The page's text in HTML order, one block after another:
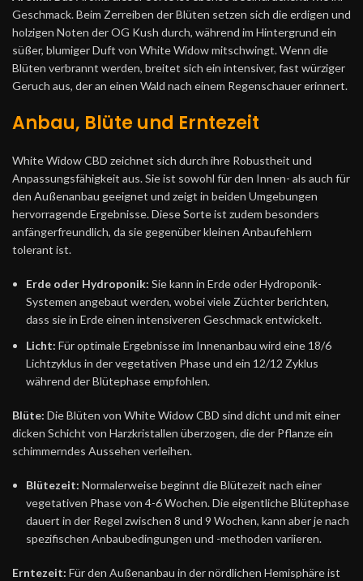
Geschmack. Beim Zerreiben der Blüten setzen sich die erdigen und
holzigen Noten der OG Kush durch, während im Hintergrund ein
süßer, blumiger Duft von White Widow mitschwingt. Wenn die
Blüten verbrannt werden, breitet sich ein intensiver, fast würziger
Geruch aus, der an einen Wald nach einem Regenschauer erinnert.
Anbau, Blüte und Erntezeit
White Widow CBD zeichnet sich durch ihre Robustheit und
Anpassungsfähigkeit aus. Sie ist sowohl für den Innen- als auch für
den Außenanbau geeignet und zeigt in beiden Umgebungen
hervorragende Ergebnisse. Diese Sorte ist zudem besonders
anfängerfreundlich, da sie gegenüber kleinen Anbaufehlern
tolerant ist.
Erde oder Hydroponik: Sie kann in Erde oder Hydroponik-
Systemen angebaut werden, wobei viele Züchter berichten,
dass sie in Erde einen intensiveren Geschmack entwickelt.
Licht: Für optimale Ergebnisse im Innenanbau wird eine 18/6
Lichtzyklus in der vegetativen Phase und ein 12/12 Zyklus
während der Blütephase empfohlen.
Blüte: Die Blüten von White Widow CBD sind dicht und mit einer
dicken Schicht von Harzkristallen überzogen, die der Pflanze ein
schimmerndes Aussehen verleihen.
Blütezeit: Normalerweise beginnt die Blütezeit nach einer
vegetativen Phase von 4-6 Wochen. Die eigentliche Blütephase
dauert in der Regel zwischen 8 und 9 Wochen, kann aber je nach
spezifischen Anbaubedingungen und -methoden variieren.
Erntezeit: Für den Außenanbau in der nördlichen Hemisphäre ist